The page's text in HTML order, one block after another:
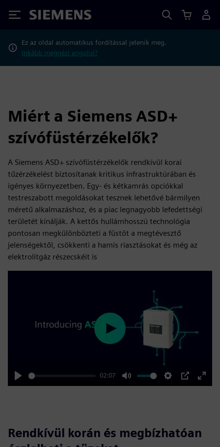
Siemens
Ez az oldal automatikus fordítással jelenik meg.
Inkább megnézi angolul?
Miért a Siemens ASD+
szívófüstérzékelők?
A Siemens ASD+ szívófüstérzékelők rendkívül korai
tűzérzékelést biztosítanak kritikus infrastruktúrában és
igényes környezetben. Egy- és kétkamrás opciókkal
testreszabott megoldásokat tesznek lehetővé bármilyen
méretű alkalmazáshoz, és a piac legnagyobb lefedettségi
területét kínálják. A kettős hullámhosszú technológia
pontosan megkülönbözteti a füstöt a megtévesztő
jelenségektől, csökkenti a hamis riasztásokat és még az
elektrolitgáz részecskéit is
Play
02:07
Mute Settings
PIP
Enter
Play
Rendkívül korán és megbízhatóan